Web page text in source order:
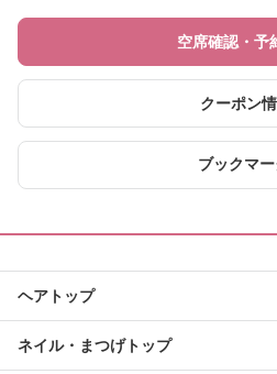
空席確認・予
クーポン
ブックマ
ヘアトップ
ネイル・まつげトップ